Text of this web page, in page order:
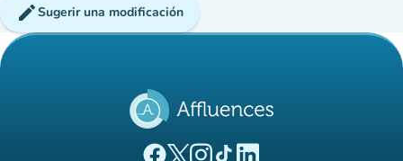
editSugerir una modificación
(nueva pestaña)
(nueva pestaña)
(nueva pestaña)
(nueva pestaña)